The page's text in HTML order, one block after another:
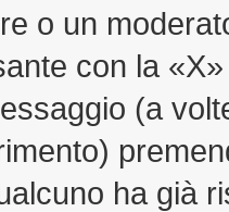
o un
con la
(a
ha già